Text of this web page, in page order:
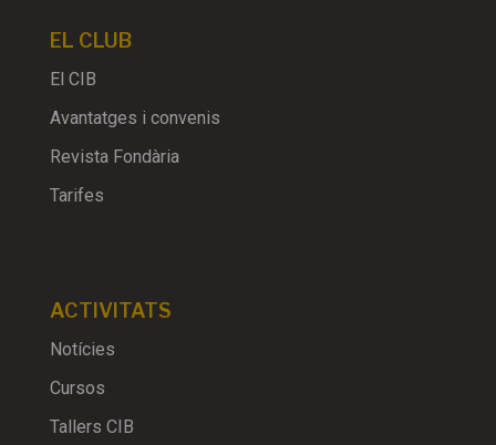
EL CLUB
El CIB
Avantatges i convenis
Revista Fondària
Tarifes
ACTIVITATS
Notícies
Cursos
Tallers CIB